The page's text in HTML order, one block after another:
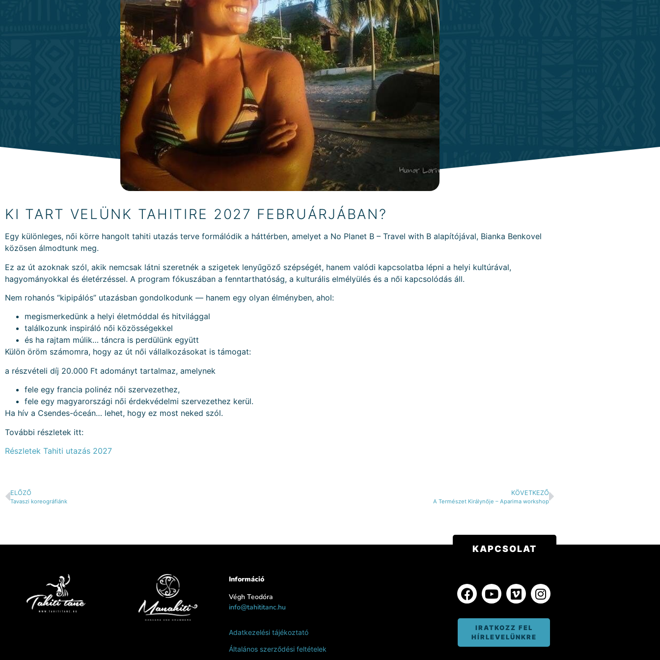
KI TART VELÜNK TAHITIRE 2027 FEBRUÁRJÁBAN?
Egy különleges, női körre hangolt tahiti utazás terve formálódik a háttérben, amelyet a No Planet B – Travel with B alapítójával, Bianka Benkovel
közösen álmodtunk meg.
Ez az út azoknak szól, akik nemcsak látni szeretnék a szigetek lenyűgöző szépségét, hanem valódi kapcsolatba lépni a helyi kultúrával,
hagyományokkal és életérzéssel. A program fókuszában a fenntarthatóság, a kulturális elmélyülés és a női kapcsolódás áll.
Nem rohanós “kipipálós” utazásban gondolkodunk — hanem egy olyan élményben, ahol:
megismerkedünk a helyi életmóddal és hitvilággal
találkozunk inspiráló női közösségekkel
és ha rajtam múlik… táncra is perdülünk együtt
Külön öröm számomra, hogy az út női vállalkozásokat is támogat:
a részvételi díj 20.000 Ft adományt tartalmaz, amelynek
fele egy francia polinéz női szervezethez,
fele egy magyarországi női érdekvédelmi szervezethez kerül.
Ha hív a Csendes-óceán… lehet, hogy ez most neked szól.
További részletek itt:
Részletek Tahiti utazás 2027
ELŐZŐ
Tavaszi koreográfiánk
KÖVETKEZŐ
A Természet Királynője – Aparima workshop
Információ
Végh Teodóra
info@tahititanc.hu
Adatkezelési tájékoztató
Általános szerződési feltételek
KAPCSOLAT
IRATKOZZ FEL
HÍRLEVELÜNKRE